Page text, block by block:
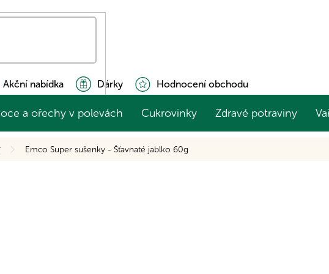
Akční nabídka Dárky Hodnocení obchodu
a ořechy v polevách Cukrovinky Zdravé potraviny
Emco Super sušenky - Šťavnaté jablko 60g